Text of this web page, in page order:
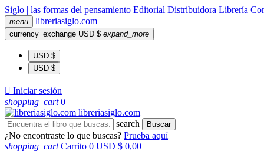
Siglo | las formas del pensamiento Editorial Distribuidora Librería
menu libreriasiglo.com
currency_exchange USD $ expand_more
USD $
USD $
 Iniciar sesión
shopping_cart 0
libreriasiglo.com
search
Buscar
¿No encontraste lo que buscas? Prueba aquí
shopping_cart Carrito 0 USD $ 0,00